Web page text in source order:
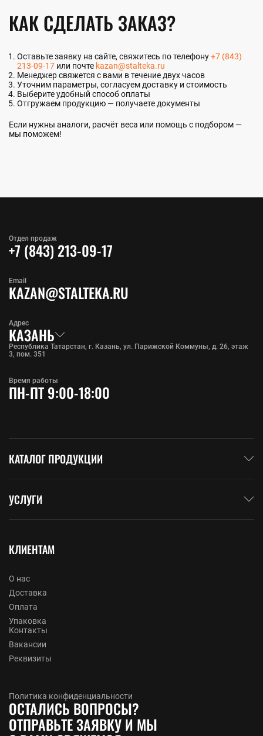
КАК СДЕЛАТЬ ЗАКАЗ?
Оставьте заявку на сайте, свяжитесь по телефону+7 (843)
213-09-17 или почте kazan@stalteka.ru
Менеджер свяжется с вами в течение двух часов
Уточним параметры, согласуем доставку и стоимость
Выберите удобный способ оплаты
Отгружаем продукцию — получаете документы
Если нужны аналоги, расчёт веса или помощь с подбором —
мы поможем!
Отдел продаж
+7 (843) 213-09-17
Адрес
КАЗАНЬ
Республика Татарстан, г. Казань, ул. Парижской Коммуны, д. 26, этаж
3, пом. 351
Email
KAZAN@STALTEKA.RU
Время работы
ПН-ПТ 9:00-18:00
КАТАЛОГ ПРОДУКЦИИ
УСЛУГИ
КЛИЕНТАМ
О нас
Доставка
Оплата
Упаковка
Контакты
Вакансии
Реквизиты
Политика конфиденциальности
ОСТАЛИСЬ ВОПРОСЫ?
ОТПРАВЬТЕ ЗАЯВКУ И МЫ